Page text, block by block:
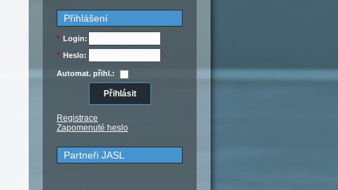
Přihlášení
* Login:
* Heslo:
Automat. přihl.:
Registrace
Zapomenuté heslo
Partneři JASL